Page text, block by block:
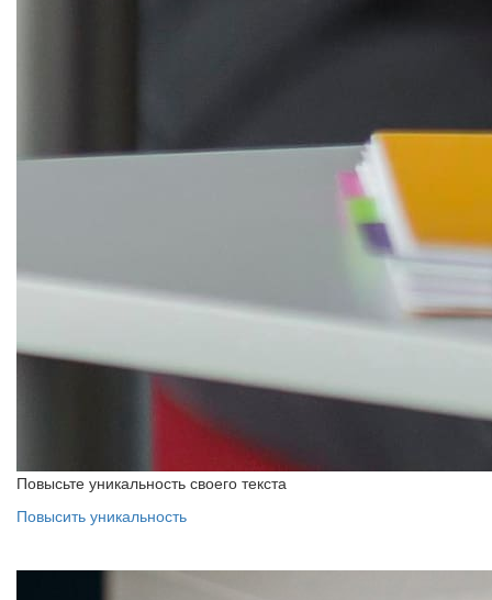
Повысьте уникальность своего текста
Повысить уникальность